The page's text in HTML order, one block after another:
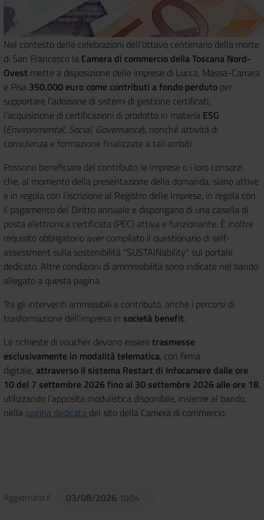
Nel contesto delle celebrazioni dell’ottavo centenario della morte
di San Francesco la Camera di commercio della Toscana Nord-
Ovest mette a disposizione delle imprese di Lucca, Massa-Carrara
e Pisa 350.000 euro come contributi a fondo perduto per
supportare l'adozione di sistemi di gestione certificati,
l'acquisizione di certificazioni di prodotto in materia ESG
(Environmental, Social, Governance), nonché attività di
consulenza e formazione finalizzate a tali ambiti.
Possono beneficiare del contributo le imprese o i loro consorzi
che, al momento della presentazione della domanda, siano attive
e in regola con l’iscrizione al Registro delle Imprese, in regola con
il pagamento del Diritto annuale e dispongano di una casella di
posta elettronica certificata (PEC) attiva e funzionante. È inoltre
requisito obbligatorio aver compilato il questionario di self-
assessment sulla sostenibilità "SUSTAINability" sul portale
dedicato. Altre condizioni di ammissibilità sono indicate nel bando
allegato a questa pagina.
Tra gli interventi ammissibili a contributo, anche i percorsi di
trasformazione dell’impresa in società benefit.
Le richieste di voucher devono essere trasmesse
esclusivamente in modalità telematica, con firma
digitale, attraverso il sistema Restart di Infocamere dalle ore
10 del 7 settembre 2026 fino al 30 settembre 2026 alle ore 18,
utilizzando l’apposita modulistica disponibile, insieme al bando,
nella pagina dedicata del sito della Camera di commercio.
Aggiornato il 03/08/2026 10:04